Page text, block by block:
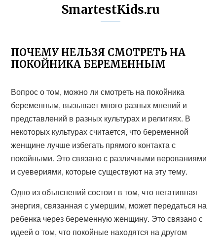
SmartestKids.ru
ПОЧЕМУ НЕЛЬЗЯ СМОТРЕТЬ НА
ПОКОЙНИКА БЕРЕМЕННЫМ
Вопрос о том, можно ли смотреть на покойника
беременным, вызывает много разных мнений и
представлений в разных культурах и религиях. В
некоторых культурах считается, что беременной
женщине лучше избегать прямого контакта с
покойными. Это связано с различными верованиями
и суевериями, которые существуют на эту тему.
Одно из объяснений состоит в том, что негативная
энергия, связанная с умершим, может передаться на
ребенка через беременную женщину. Это связано с
идеей о том, что покойные находятся на другом